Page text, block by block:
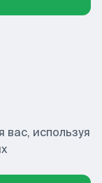
используя